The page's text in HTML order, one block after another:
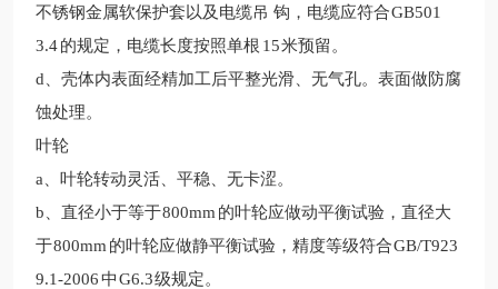
不锈钢金属软保护套以及电缆吊 钩，电缆应符合GB501
3.4的规定，电缆长度按照单根 15米预留。
d、壳体内表面经精加工后平整光滑、无气孔。 表面做防腐
蚀处理。
叶轮
a、叶轮转动灵活、平稳、无卡涩。
b、直径小于等于800mm 的叶轮应做动平衡试验，直径大
于800mm 的叶轮应做静平衡试验，精度等级符合GB/T923
9.1-2006中G6.3级规定。